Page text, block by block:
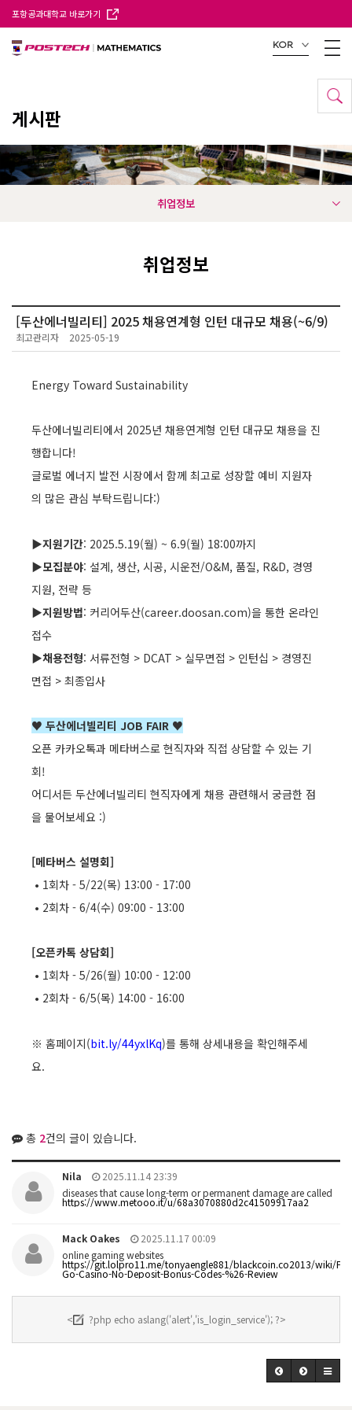
포항공과대학교 바로가기
KOR
게시판
취업정보
취업정보
[두산에너빌리티] 2025 채용연계형 인턴 대규모 채용(~6/9)
최고관리자 2025-05-19
Energy Toward Sustainability
두산에너빌리티에서 2025년 채용연계형 인턴 대규모 채용을 진
행합니다!
글로벌 에너지 발전 시장에서 함께 최고로 성장할 예비 지원자
의 많은 관심 부탁드립니다:)
▶지원기간: 2025.5.19(월) ~ 6.9(월) 18:00까지
▶모집분야: 설계, 생산, 시공, 시운전/O&M, 품질, R&D, 경영
지원, 전략 등
▶지원방법: 커리어두산(career.doosan.com)을 통한 온라인
접수
▶채용전형: 서류전형 > DCAT > 실무면접 > 인턴십 > 경영진
면접 > 최종입사
♥ 두산에너빌리티 JOB FAIR ♥
오픈 카카오톡과 메타버스로 현직자와 직접 상담할 수 있는 기
회!
어디서든 두산에너빌리티 현직자에게 채용 관련해서 궁금한 점
을 물어보세요 :)
[메타버스 설명회]
• 1회차 - 5/22(목) 13:00 - 17:00
• 2회차 - 6/4(수) 09:00 - 13:00
[오픈카톡 상담회]
• 1회차 - 5/26(월) 10:00 - 12:00
• 2회차 - 6/5(목) 14:00 - 16:00
※ 홈페이지(bit.ly/44yxlKq)를 통해 상세내용을 확인해주세
요.
총 2건의 글이 있습니다.
Nila
2025.11.14 23:39
diseases that cause long-term or permanent damage are called
https://www.metooo.it/u/68a3070880d2c41509917aa2
Mack Oakes
2025.11.17 00:09
online gaming websites
https://git.lolpro11.me/tonyaengle881/blackcoin.co2013/wiki/
Go-Casino-No-Deposit-Bonus-Codes-%26-Review
< ?php echo aslang('alert','is_login_service'); ?>